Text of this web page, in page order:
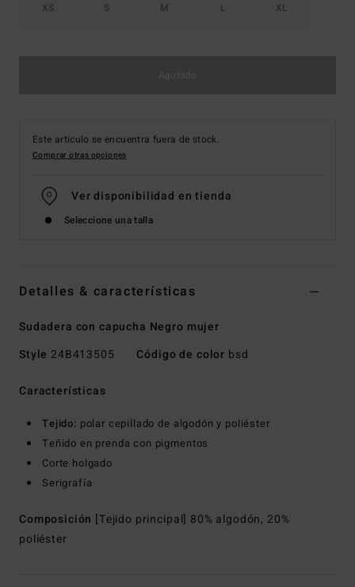
XS S M L XL
Este artículo se encuentra fuera de stock.
Comprar otras opciones
Ver disponibilidad en tienda
Seleccione una talla
Detalles & características
Sudadera con capucha Negro mujer
Style 24B413505 Código de color bsd
Características
Tejido: polar cepillado de algodón y poliéster
Teñido en prenda con pigmentos
Corte holgado
Serigrafía
Composición [Tejido principal] 80% algodón, 20%
poliéster